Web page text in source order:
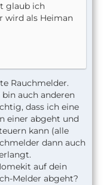
glaub ich
wird als Heiman
Rauchmelder.
bin auch anderen
dass ich eine
einer abgeht und
kann (alle
dann auch
auf dein
Melder abgeht?